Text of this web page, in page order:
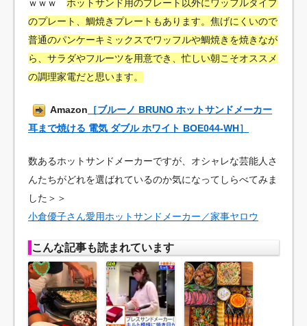
ｗｗｗ ホットサンド用のプレート以外にワッフルタイプ
のプレート、鯛焼きプレートもあります。焦げにくいので
普通のパンケーキミックスでワッフルや鯛焼きを焼きなが
ら、サラダやフルーツを用意でき、忙しい朝こそオススメ
の調理家電だと思います。
Amazon ［ブルーノ BRUNO ホットサンドメーカー
耳まで焼ける 電気 ダブル ホワイト BOE044-WH］
数あるホットサンドメーカーですが、オシャレな芸能人さ
んたちがどれを選ばれているのか気になってしらべてみま
した＞＞
小倉優子さん愛用ホットサンドメーカー／家事ヤロウ
こんな記事も読まれています